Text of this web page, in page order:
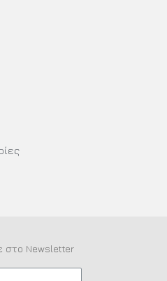
στο Newsletter